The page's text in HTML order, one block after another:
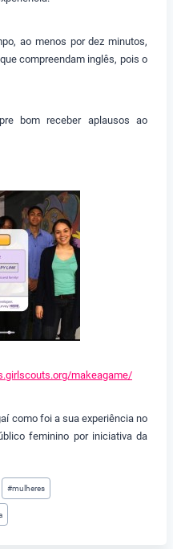
ao menos por dez minutos,
compreendam inglês, pois o
bom receber aplausos ao
makeagame/
como foi a sua experiência no
feminino por iniciativa da
#mulheres